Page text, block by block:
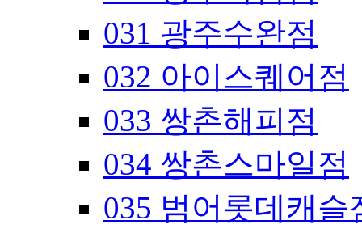
031 광주수완점
032 아이스퀘어점
033 쌍촌해피점
034 쌍촌스마일점
035 범어롯데캐슬